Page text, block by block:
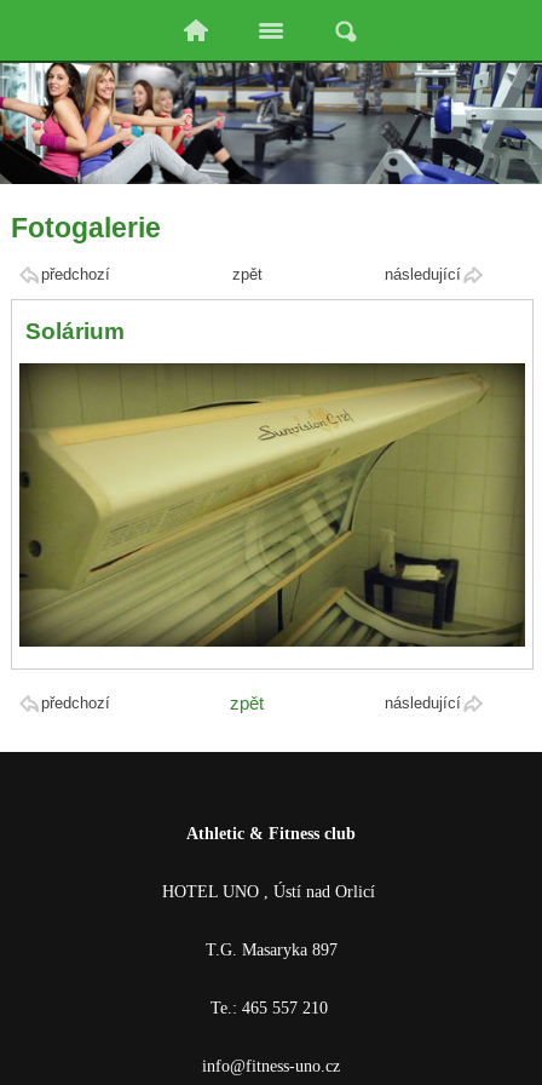
Fotogalerie
předchozí následující
zpět
Solárium
předchozí následující
zpět
Athletic & Fitness club
HOTEL UNO , Ústí nad Orlicí
T.G. Masaryka 897
Te.: 465 557 210
info@fitness-uno.cz